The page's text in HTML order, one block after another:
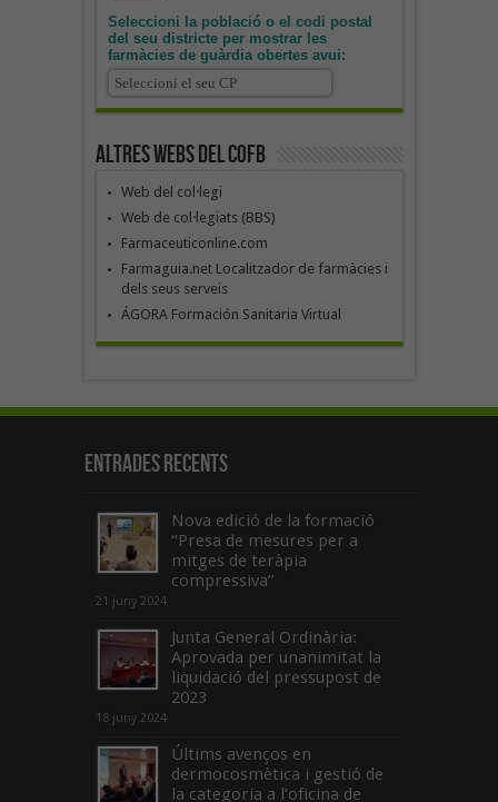
Seleccioni la població o el codi postal
del seu districte per mostrar les
farmàcies de guàrdia obertes avui:
Altres webs del COFB
Web del col·legi
Web de col·legiats (BBS)
Farmaceuticonline.com
Farmaguia.net Localitzador de farmàcies i
dels seus serveis
ÁGORA Formación Sanitaria Virtual
Entrades recents
Nova edició de la formació
“Presa de mesures per a
mitges de teràpia
compressiva”
21 juny 2024
Junta General Ordinària:
Aprovada per unanimitat la
liquidació del pressupost de
2023
18 juny 2024
Últims avenços en
dermocosmètica i gestió de
la categoria a l’oficina de